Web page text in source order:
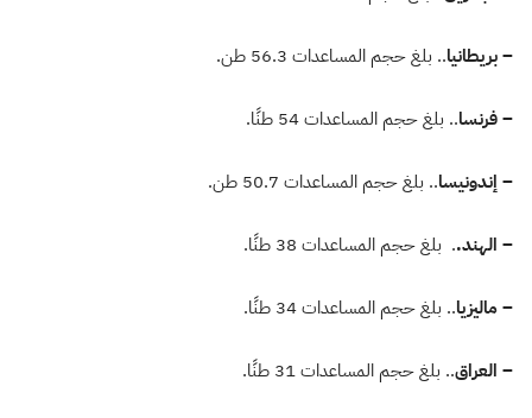
– بريطانيا.. بلغ حجم المساعدات 56.3 طن.
– فرنسا.. بلغ حجم المساعدات 54 طنًا.
– إندونيسا.. بلغ حجم المساعدات 50.7 طن.
– الهند.. بلغ حجم المساعدات 38 طنًا.
– ماليزيا.. بلغ حجم المساعدات 34 طنًا.
– العراق.. بلغ حجم المساعدات 31 طنًا.